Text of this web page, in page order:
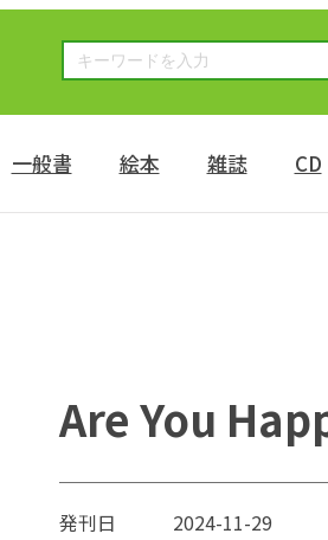
一般書 絵本 雑誌 CD
Are You
発刊日
2024-11-29